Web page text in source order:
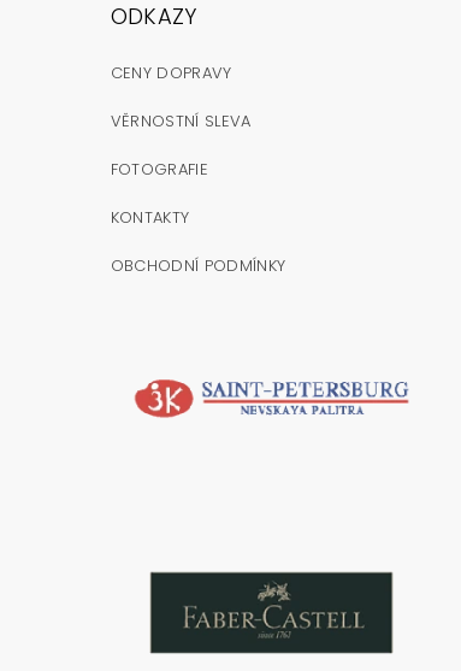
ODKAZY
CENY DOPRAVY
VĚRNOSTNÍ SLEVA
FOTOGRAFIE
KONTAKTY
OBCHODNÍ PODMÍNKY